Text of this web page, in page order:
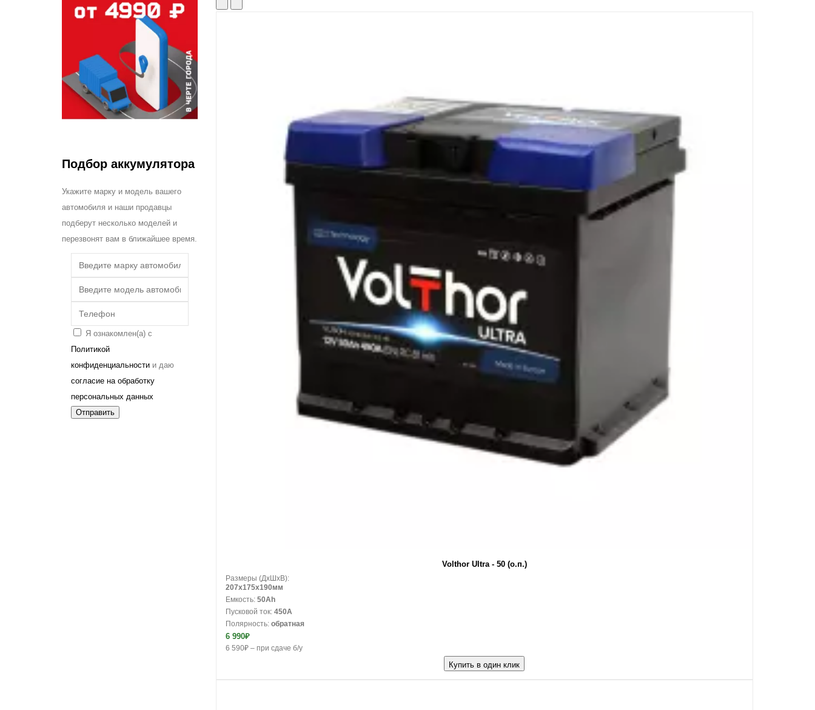
Volthor Ultra - 50 (о.п.)
Размеры (ДxШxВ):
207x175x190мм
Емкость: 50Ah
Пусковой ток: 450A
Полярность: обратная
6 990₽
6 590₽ – при сдаче б/у
Купить в один клик
Подбор аккумулятора
Укажите марку и модель вашего
автомобиля и наши продавцы
подберут несколько моделей и
перезвонят вам в ближайшее время.
Я ознакомлен(а) с
Политикой
конфиденциальности и даю
согласие на обработку
персональных данных
Отправить